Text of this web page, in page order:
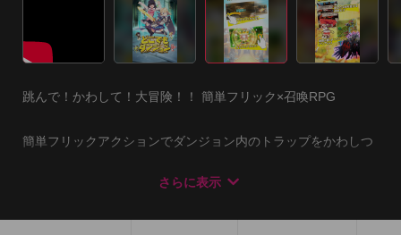
跳んで！かわして！大冒険！！ 簡単フリック×召喚RPG
簡単フリックアクションでダンジョン内のトラップをかわしつ
個性豊かなかわいい精霊を召喚して、壮大な物語を楽しもう！
さらに表示